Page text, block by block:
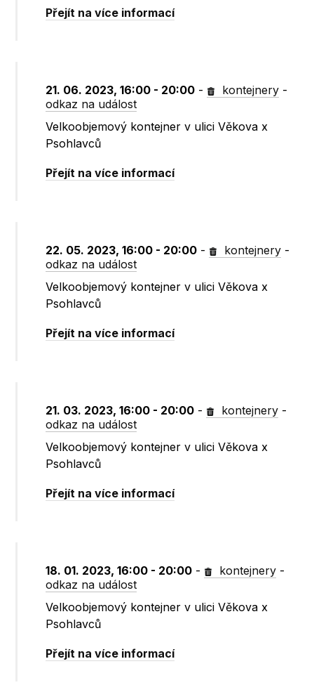
Přejít na více informací
21. 06. 2023, 16:00 - 20:00 - kontejnery -
odkaz na událost
Velkoobjemový kontejner v ulici Věkova x
Psohlavců
Přejít na více informací
22. 05. 2023, 16:00 - 20:00 - kontejnery -
odkaz na událost
Velkoobjemový kontejner v ulici Věkova x
Psohlavců
Přejít na více informací
21. 03. 2023, 16:00 - 20:00 - kontejnery -
odkaz na událost
Velkoobjemový kontejner v ulici Věkova x
Psohlavců
Přejít na více informací
18. 01. 2023, 16:00 - 20:00 - kontejnery -
odkaz na událost
Velkoobjemový kontejner v ulici Věkova x
Psohlavců
Přejít na více informací